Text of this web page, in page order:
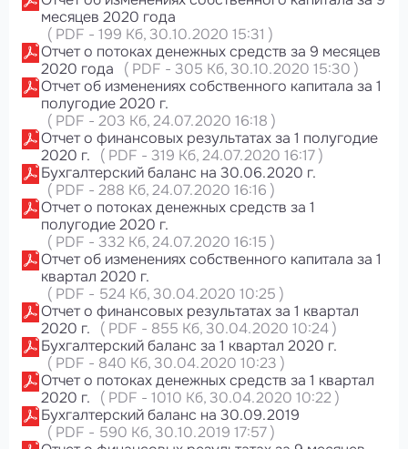
месяцев 2020 года
( PDF - 199 Кб, 30.10.2020 15:31 )
Отчет о потоках денежных средств за 9 месяцев
2020 года
( PDF - 305 Кб, 30.10.2020 15:30 )
Отчет об изменениях собственного капитала за 1
полугодие 2020 г.
( PDF - 203 Кб, 24.07.2020 16:18 )
Отчет о финансовых результатах за 1 полугодие
2020 г.
( PDF - 319 Кб, 24.07.2020 16:17)
Бухгалтерский баланс на 30.06.2020 г.
( PDF - 288 Кб, 24.07.2020 16:16 )
Отчет о потоках денежных средств за 1
полугодие 2020 г.
( PDF - 332 Кб, 24.07.2020 16:15 )
Отчет об изменениях собственного капитала за 1
квартал 2020 г.
( PDF - 524 Кб, 30.04.2020 10:25 )
Отчет о финансовых результатах за 1 квартал
2020 г.
( PDF - 855 Кб, 30.04.2020 10:24)
Бухгалтерский баланс за 1 квартал 2020 г.
( PDF - 840 Кб, 30.04.2020 10:23 )
Отчет о потоках денежных средств за 1 квартал
2020 г.
( PDF - 1010 Кб, 30.04.2020 10:22 )
Бухгалтерский баланс на 30.09.2019
( PDF - 590 Кб, 30.10.2019 17:57)